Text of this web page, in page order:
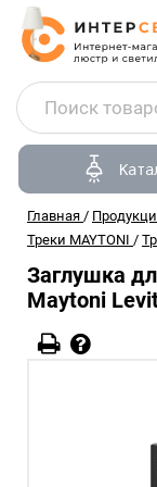
Главная /
Треки MAYTONI /
Заглушка
Maytoni